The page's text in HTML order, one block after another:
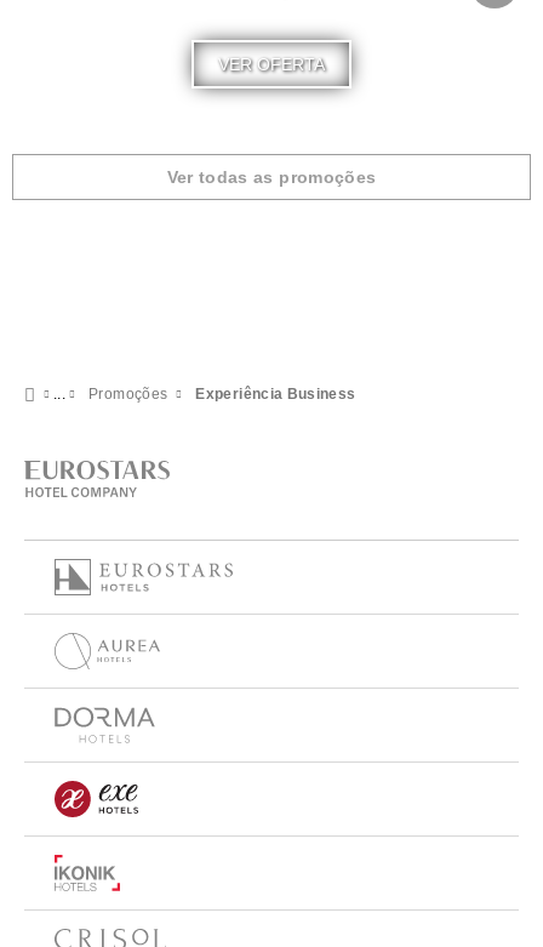
VER OFERTA
Ver todas as promoções
Promoções Experiência Business